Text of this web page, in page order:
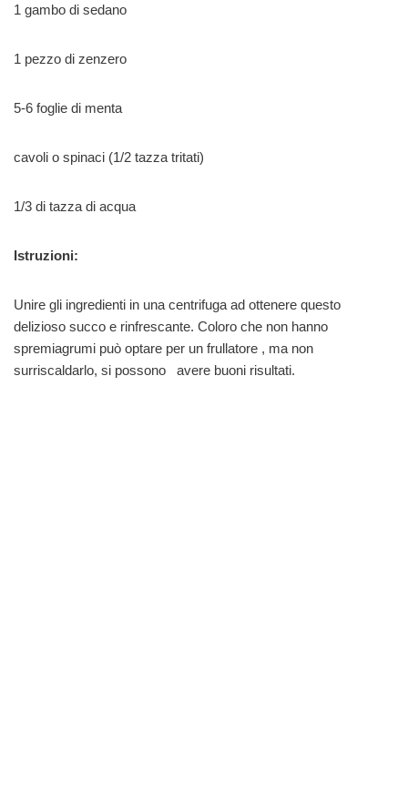
1 gambo di sedano
1 pezzo di zenzero
5-6 foglie di menta
cavoli o spinaci (1/2 tazza tritati)
1/3 di tazza di acqua
Istruzioni:
Unire gli ingredienti in una centrifuga ad ottenere questo
delizioso succo e rinfrescante. Coloro che non hanno
spremiagrumi può optare per un frullatore , ma non
surriscaldarlo, si possono avere buoni risultati.